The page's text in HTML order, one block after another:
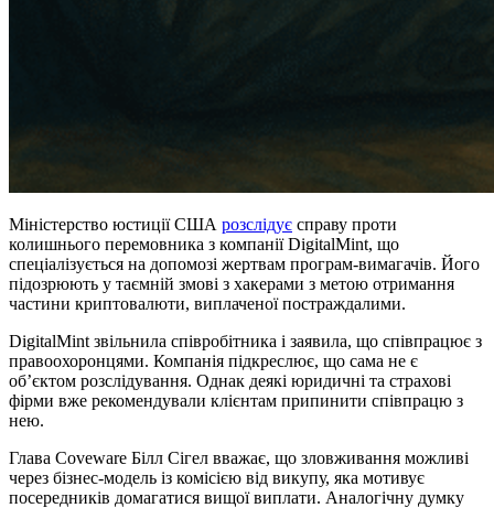
Міністерство юстиції США розслідує справу проти
колишнього перемовника з компанії DigitalMint, що
спеціалізується на допомозі жертвам програм-вимагачів. Його
підозрюють у таємній змові з хакерами з метою отримання
частини криптовалюти, виплаченої постраждалими.
DigitalMint звільнила співробітника і заявила, що співпрацює з
правоохоронцями. Компанія підкреслює, що сама не є
об’єктом розслідування. Однак деякі юридичні та страхові
фірми вже рекомендували клієнтам припинити співпрацю з
нею.
Глава Coveware Білл Сігел вважає, що зловживання можливі
через бізнес-модель із комісією від викупу, яка мотивує
посередників домагатися вищої виплати. Аналогічну думку